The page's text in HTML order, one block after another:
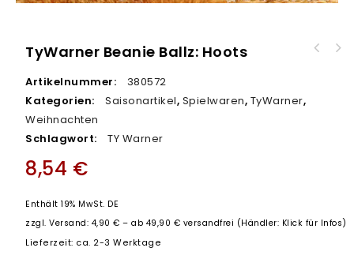
TyWarner Beanie Ballz: Hoots
Artikelnummer:
380572
Kategorien:
Saisonartikel, Spielwaren, TyWarner,
Weihnachten
Schlagwort:
TY Warner
8,54 €
Enthält 19% MwSt. DE
zzgl.Versand: 4,90 € – ab 49,90 € versandfrei (Händler: Klick für Infos)
Lieferzeit: ca. 2-3 Werktage